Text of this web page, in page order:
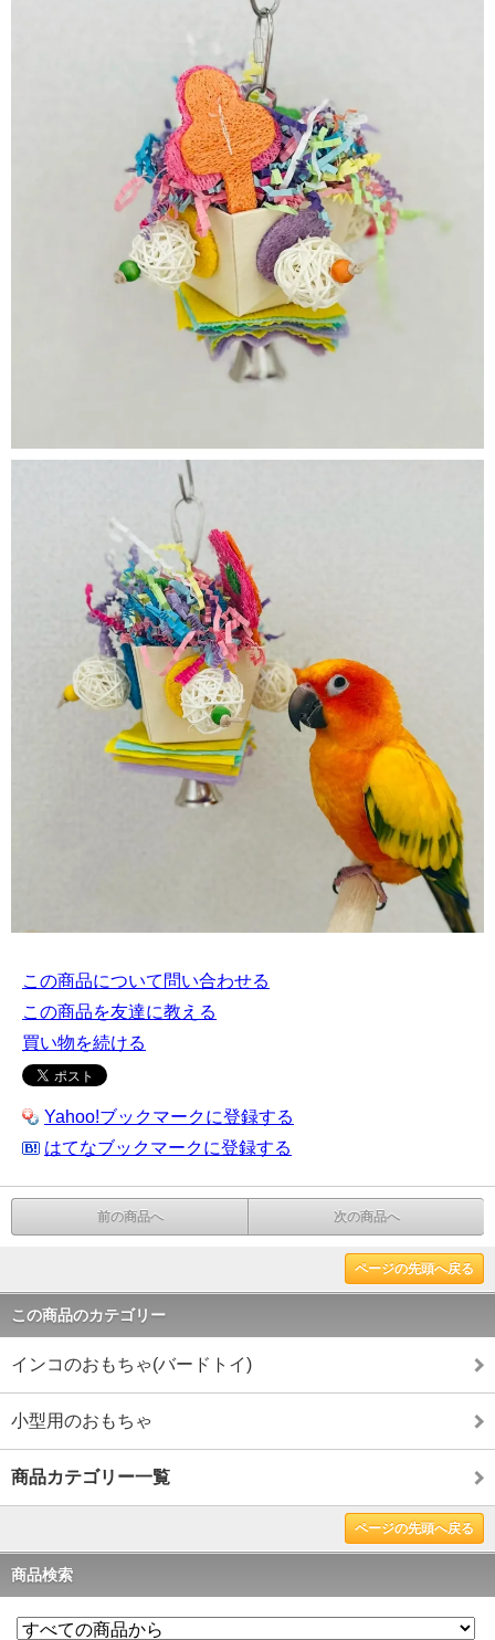
この商品について問い合わせる
この商品を友達に教える
買い物を続ける
Yahoo!ブックマークに登録する
はてなブックマークに登録する
前の商品へ 次の商品へ
ページの先頭へ戻る
この商品のカテゴリー
インコのおもちゃ(バードトイ)
小型用のおもちゃ
商品カテゴリー一覧
ページの先頭へ戻る
商品検索